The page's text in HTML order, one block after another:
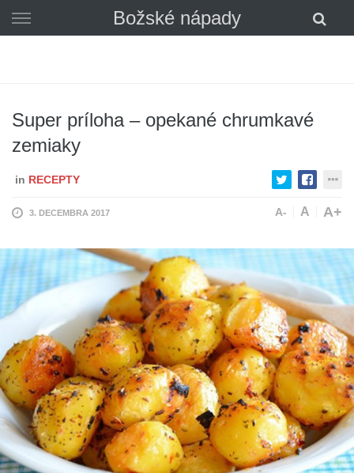
Božské nápady
to
Super príloha – opekané chrumkavé
zemiaky
in RECEPTY
3. DECEMBRA 2017 A- A A+